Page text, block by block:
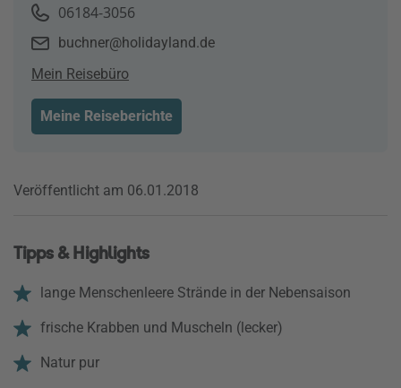
06184-3056
buchner@holidayland.de
Mein Reisebüro
Meine Reiseberichte
Veröffentlicht am 06.01.2018
Tipps & Highlights
lange Menschenleere Strände in der Nebensaison
frische Krabben und Muscheln (lecker)
Natur pur